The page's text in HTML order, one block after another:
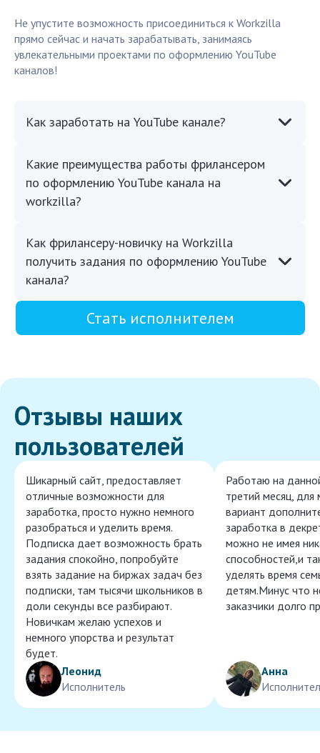
Не упустите возможность присоединиться к Workzilla
прямо сейчас и начать зарабатывать, занимаясь
увлекательными проектами по оформлению YouTube
каналов!
Как заработать на YouTube канале?
Какие преимущества работы фрилансером
по оформлению YouTube канала на
workzilla?
Как фрилансеру-новичку на Workzilla
получить задания по оформлению YouTube
канала?
Стать исполнителем
Отзывы наших
пользователей
Шикарный сайт, предоставляет
отличные возможности для
заработка, просто нужно немного
разобраться и уделить время.
Подписка дает возможность брать
задания спокойно, попробуйте
взять задание на биржах задач без
подписки, там тысячи школьников в
доли секунды все разбирают.
Новичкам желаю успехов и
немного упорства и результат
будет.
Леонид
Исполнитель
Работаю на
третий месяц, для
вариант
заработка в
можно не имея
способностей,и
уделять время
детям.Минус что
заказчики долго
Анна